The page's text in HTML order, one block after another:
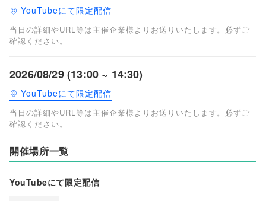
YouTubeにて限定配信
当日の詳細やURL等は主催企業様よりお送りいたします。必ずご
確認ください。
2026/08/29 (13:00 ~ 14:30)
YouTubeにて限定配信
当日の詳細やURL等は主催企業様よりお送りいたします。必ずご
確認ください。
開催場所一覧
YouTubeにて限定配信